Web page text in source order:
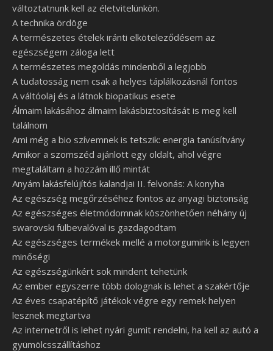
változtatnunk kell az életvitelünkön.
A technika ördöge
A természetes ételek iránti elköteleződésem az
egészségem záloga lett
A természetes megoldás mindenből a legjobb
A tudatosság nem csak a helyes táplálkozásnál fontos
A váltóolaj és a látnok biopatikus esete
Álmaim lakásához álmaim lakásbiztosítását is meg kell
találnom
Ami még a bio szívemnek is tetszik: energia tanúsítvány
Amikor a szomszéd ajánlott egy oldalt, ahol végre
megtaláltam a hozzám illő mintát
Anyám lakásfelújítós kalandjai II. felvonás: A konyha
Az egészség megőrzéséhez fontos az anyagi biztonság
Az egészséges életmódomnak köszönhetően néhány új
swarovski fülbevalóval is gazdagodtam
Az egészséges termékek mellé a motorgumink is legyen
minőségi
Az egészségünkért sok mindent tehetünk
Az ember egyszerre több dolognak is lehet a szakértője
Az éves csapatépítő játékok végre egy remek helyen
lesznek megtartva
Az internetről is lehet nyári gumit rendelni, ha kell az autó a
gyümölcsszállításhoz